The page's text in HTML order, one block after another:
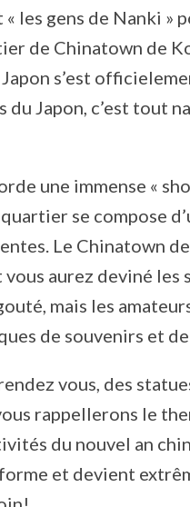
les gens de Nanki »
de Chinatown de
s’est
du Japon, c’est tout
une immense «
se compose
Le Chinatown
aurez deviné les
mais les
de souvenirs et
vous, des
rappellerons le
du nouvel an
et devient